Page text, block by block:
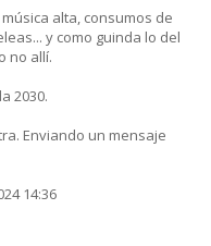
alta, consumos de
y como guinda lo del
no allí.
2030.
Enviando un mensaje
14:36